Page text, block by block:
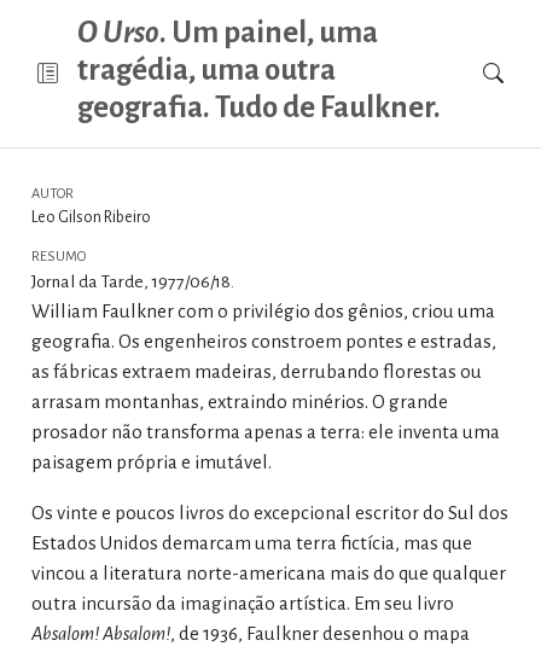
O Urso. Um painel, uma
tragédia, uma outra
geografia. Tudo de Faulkner.
AUTOR
Leo Gilson Ribeiro
RESUMO
Jornal da Tarde, 1977/06/18.
William Faulkner com o privilégio dos gênios, criou uma
geografia. Os engenheiros constroem pontes e estradas,
as fábricas extraem madeiras, derrubando florestas ou
arrasam montanhas, extraindo minérios. O grande
prosador não transforma apenas a terra: ele inventa uma
paisagem própria e imutável.
Os vinte e poucos livros do excepcional escritor do Sul dos
Estados Unidos demarcam uma terra fictícia, mas que
vincou a literatura norte-americana mais do que qualquer
outra incursão da imaginação artística. Em seu livro
Absalom! Absalom!, de 1936, Faulkner desenhou o mapa